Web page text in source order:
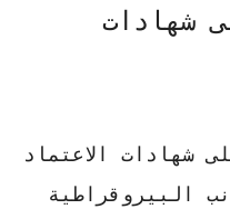
شهادات
شهادات الاعتماد
البيروقراطية